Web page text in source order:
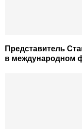
Представитель
в международном